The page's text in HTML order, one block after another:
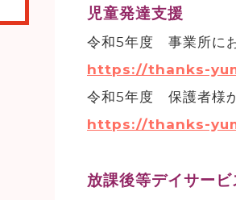
児童発達支援
令和5年度 事業所に
https://thanks-
令和5年度 保護者様
https://thanks-
放課後等デイサービ